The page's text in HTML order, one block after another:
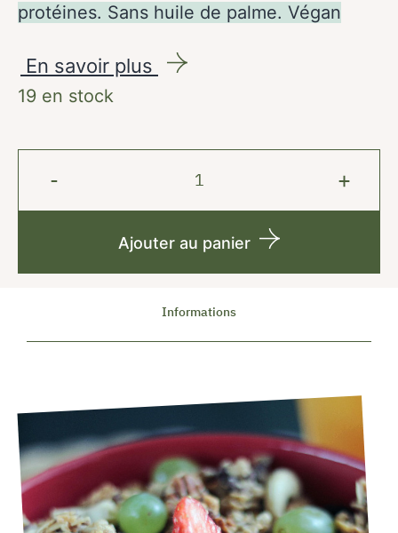
protéines. Sans huile de palme. Végan
En savoir plus
19 en stock
Ajouter au panier
Informations